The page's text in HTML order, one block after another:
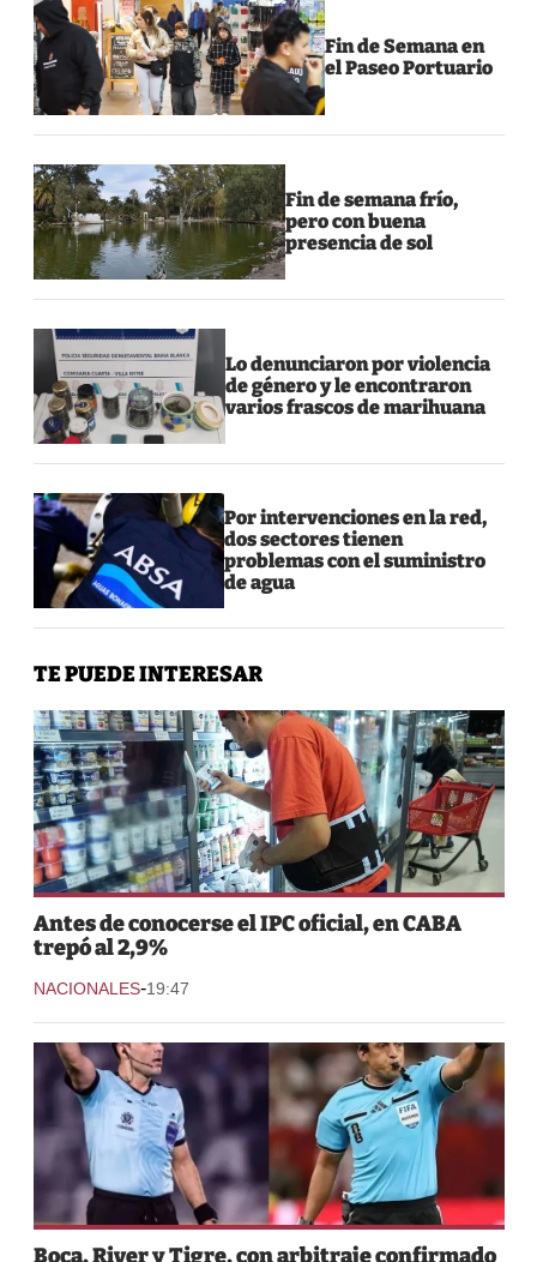
Fin de Semana en
el Paseo Portuario
Fin de semana frío,
pero con buena
presencia de sol
Lo denunciaron por violencia
de género y le encontraron
varios frascos de marihuana
Por intervenciones en la red,
dos sectores tienen
problemas con el suministro
de agua
TE PUEDE INTERESAR
Antes de conocerse el IPC oficial, en CABA
trepó al 2,9%
NACIONALES-19:47
Boca, River y Tigre, con arbitraje confirmado